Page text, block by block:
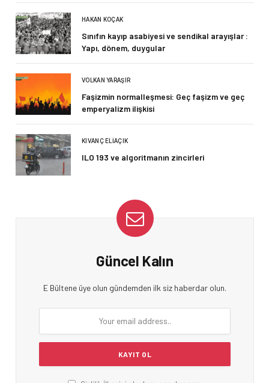
HAKAN KOÇAK
Sınıfın kayıp asabiyesi ve sendikal arayışlar :
Yapı, dönem, duygular
VOLKAN YARAŞIR
Faşizmin normalleşmesi: Geç faşizm ve geç
emperyalizm ilişkisi
KIVANÇ ELIAÇIK
ILO 193 ve algoritmanın zincirleri
Güncel Kalın
E Bültene üye olun gündemden ilk siz haberdar olun.